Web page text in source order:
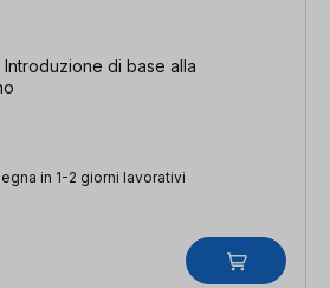
di base alla
in 1-2 giorni lavorativi